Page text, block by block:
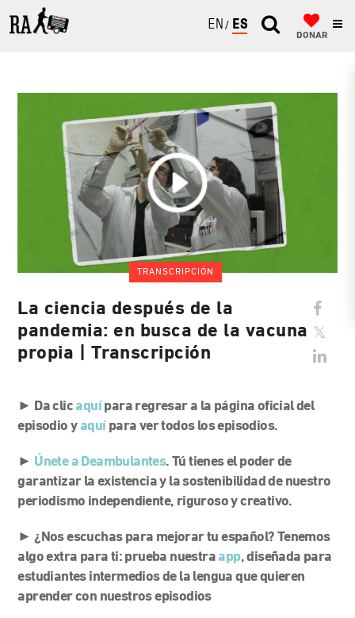
ENGLISH
ESPAÑOL
DONAR
TRANSCRIPCIÓN
La ciencia después de la
pandemia: en busca de la vacuna
propia | Transcripción
► Da clicaquípara regresar a la página oficial del
episodio yaquípara ver todos los episodios.
► Únete a Deambulantes. Tú tienes el poder de
garantizar la existencia y la sostenibilidad de nuestro
periodismo independiente, riguroso y creativo.
► ¿Nos escuchas para mejorar tu español? Tenemos
algo extra para ti: prueba nuestraapp, diseñada para
estudiantes intermedios de la lengua que quieren
aprender con nuestros episodios